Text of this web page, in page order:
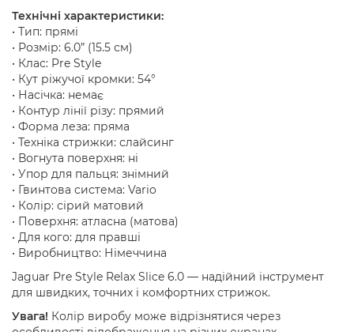
Технічні характеристики:
• Тип: прямі
• Розмір: 6.0” (15.5 см)
• Клас: Pre Style
• Кут ріжучої кромки: 54°
• Насічка: немає
• Контур лінії різу: прямий
• Форма леза: пряма
• Техніка стрижки: слайсинг
• Вогнута поверхня: ні
• Упор для пальця: знімний
• Гвинтова система: Vario
• Колір: сірий матовий
• Поверхня: атласна (матова)
• Для кого: для правші
• Виробництво: Німеччина
Jaguar Pre Style Relax Slice 6.0 — надійний інструмент
для швидких, точних і комфортних стрижок.
Увага! Колір виробу може відрізнятися через